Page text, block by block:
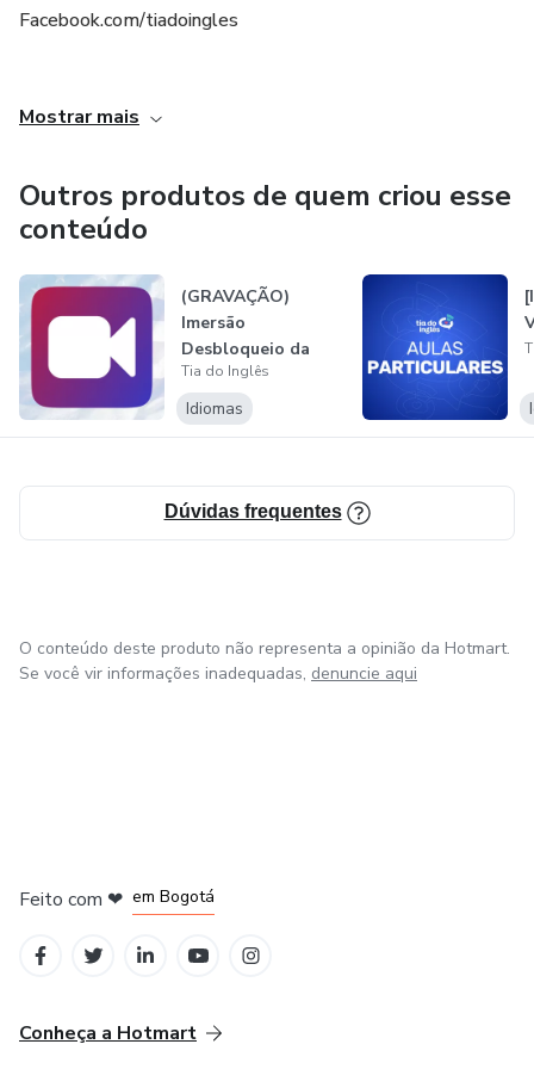
esse lugar existe.
Facebook.com/tiadoingles
_______________________________________________
_______________________________________________
_______________________________________________
_______________________________________________
_______________________________________________
Mostrar mais
Outros produtos de quem criou esse
conteúdo
(GRAVAÇÃO)
Imersão
Desbloqueio da
Fluência
Tia do Inglês
Idiomas
Dúvidas frequentes
O conteúdo deste produto não representa a opinião da Hotmart.
Se você vir informações inadequadas, denuncie aqui
Feito com ❤ em Bogotá
Conheça a Hotmart